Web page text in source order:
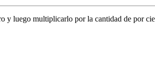
y luego multiplicarlo por la cantidad de por